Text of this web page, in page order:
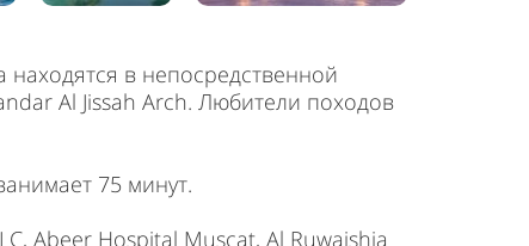
в непосредственной
Al Jissah Arch. Любители походов
75 минут.
Abeer Hospital Muscat, Al Ruwaishia